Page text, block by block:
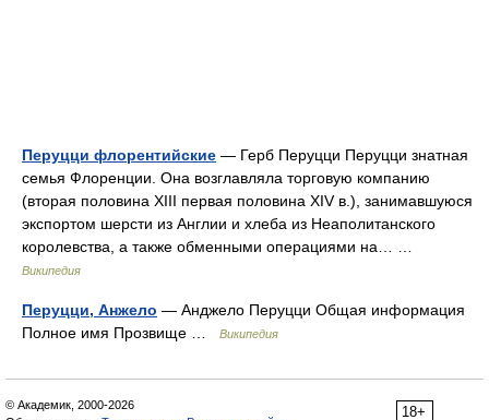
Перуцци флорентийские — Герб Перуцци Перуцци знатная
семья Флоренции. Она возглавляла торговую компанию
(вторая половина XIII первая половина XIV в.), занимавшуюся
экспортом шерсти из Англии и хлеба из Неаполитанского
королевства, а также обменными операциями на… …
Википедия
Перуцци, Анжело — Анджело Перуцци Общая информация
Полное имя Прозвище …
Википедия
18+
© Академик, 2000-2026